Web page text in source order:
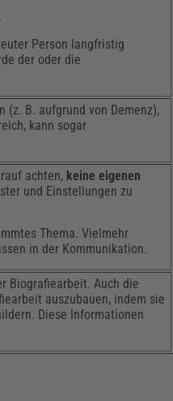
Person langfristig
der oder die
(z. B. aufgrund von Demenz),
kann sogar
achten, keine eigenen
und Einstellungen zu
Thema. Vielmehr
in der Kommunikation.
Biografiearbeit. Auch die
auszubauen, indem sie
Diese Informationen